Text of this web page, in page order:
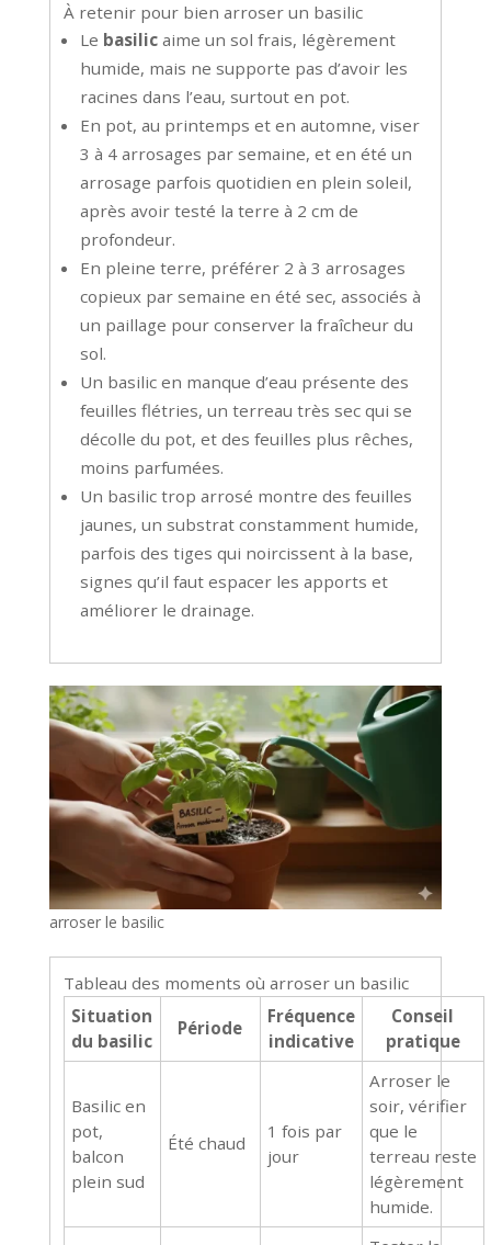
À retenir pour bien arroser un basilic
Le basilicaime un sol frais, légèrement
humide, mais ne supporte pas d’avoir les
racines dans l’eau, surtout en pot.
En pot, au printemps et en automne, viser
3 à 4 arrosages par semaine, et en été un
arrosage parfois quotidien en plein soleil,
après avoir testé la terre à 2 cm de
profondeur.
En pleine terre, préférer 2 à 3 arrosages
copieux par semaine en été sec, associés à
un paillage pour conserver la fraîcheur du
sol.
Un basilic en manque d’eau présente des
feuilles flétries, un terreau très sec qui se
décolle du pot, et des feuilles plus rêches,
moins parfumées.
Un basilic trop arrosé montre des feuilles
jaunes, un substrat constamment humide,
parfois des tiges qui noircissent à la base,
signes qu’il faut espacer les apports et
améliorer le drainage.
arroser le basilic
Tableau des moments où arroser un basilic
Situation
du basilic
Période
Fréquence
indicative
Conseil
pratique
Basilic en
pot,
balcon
plein sud
Été chaud
1 fois par
jour
Arroser le
soir, vérifier
que le
terreau reste
légèrement
humide.